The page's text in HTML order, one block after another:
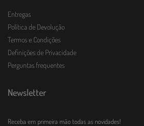
Entregas
Política de Devolução
Termos e Condições
Definições de Privacidade
Perguntas frequentes
Newsletter
Receba em primeira mão todas as novidades!